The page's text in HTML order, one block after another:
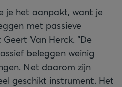
je het aanpakt, want je
met passieve
Van Herck. “De
beleggen weinig
Net daarom zijn
geschikt instrument. Het